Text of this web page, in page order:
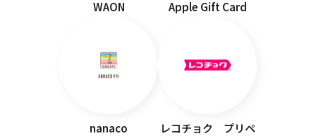
WAON Apple Gift Card
nanaco
レコチョク プリペ